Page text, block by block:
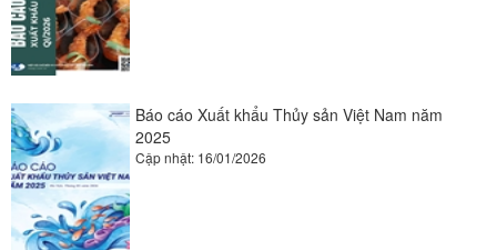
Báo cáo Xuất khẩu Thủy sản Việt Nam năm
2025
Cập nhật: 16/01/2026